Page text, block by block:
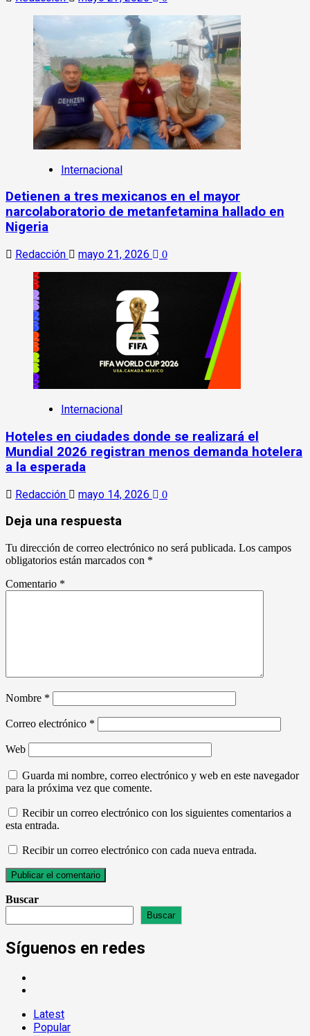
Internacional
Detienen a tres mexicanos en el mayor
narcolaboratorio de metanfetamina hallado en
Nigeria
Redacción mayo 21, 2026 0
Internacional
Hoteles en ciudades donde se realizará el
Mundial 2026 registran menos demanda hotelera
a la esperada
Redacción mayo 14, 2026 0
Deja una respuesta
Tu dirección de correo electrónico no será publicada. Los campos
obligatorios están marcados con *
Comentario *
Nombre *
Correo electrónico *
Web
Guarda mi nombre, correo electrónico y web en este navegador
para la próxima vez que comente.
Recibir un correo electrónico con los siguientes comentarios a
esta entrada.
Recibir un correo electrónico con cada nueva entrada.
Buscar
Buscar
Síguenos en redes
Latest
Popular